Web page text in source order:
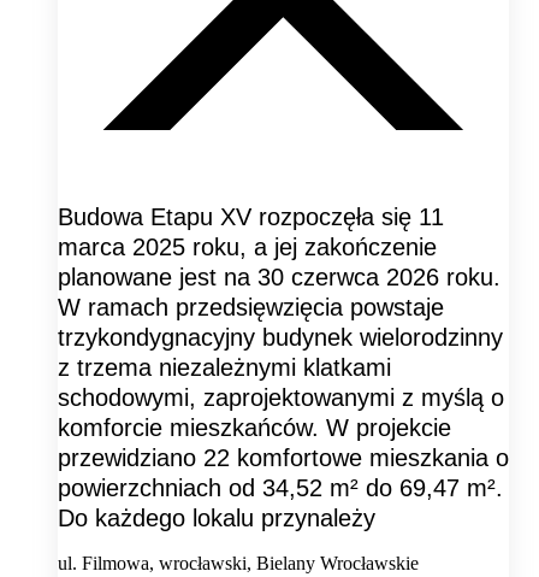
Budowa Etapu XV rozpoczęła się 11
marca 2025 roku, a jej zakończenie
planowane jest na 30 czerwca 2026 roku.
W ramach przedsięwzięcia powstaje
trzykondygnacyjny budynek wielorodzinny
z trzema niezależnymi klatkami
schodowymi, zaprojektowanymi z myślą o
komforcie mieszkańców. W projekcie
przewidziano 22 komfortowe mieszkania o
powierzchniach od 34,52 m² do 69,47 m².
Do każdego lokalu przynależy
ul. Filmowa, wrocławski, Bielany Wrocławskie